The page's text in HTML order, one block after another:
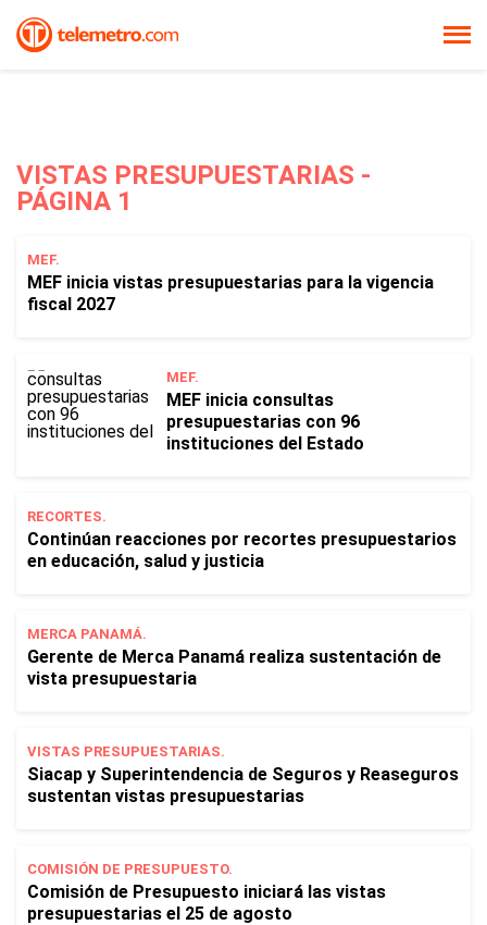
VISTAS PRESUPUESTARIAS -
PÁGINA 1
MEF.
MEF inicia vistas presupuestarias para la vigencia
fiscal 2027
MEF.
MEF inicia consultas
presupuestarias con 96
instituciones del Estado
RECORTES.
Continúan reacciones por recortes presupuestarios
en educación, salud y justicia
MERCA PANAMÁ.
Gerente de Merca Panamá realiza sustentación de
vista presupuestaria
VISTAS PRESUPUESTARIAS.
Siacap y Superintendencia de Seguros y Reaseguros
sustentan vistas presupuestarias
COMISIÓN DE PRESUPUESTO.
Comisión de Presupuesto iniciará las vistas
presupuestarias el 25 de agosto